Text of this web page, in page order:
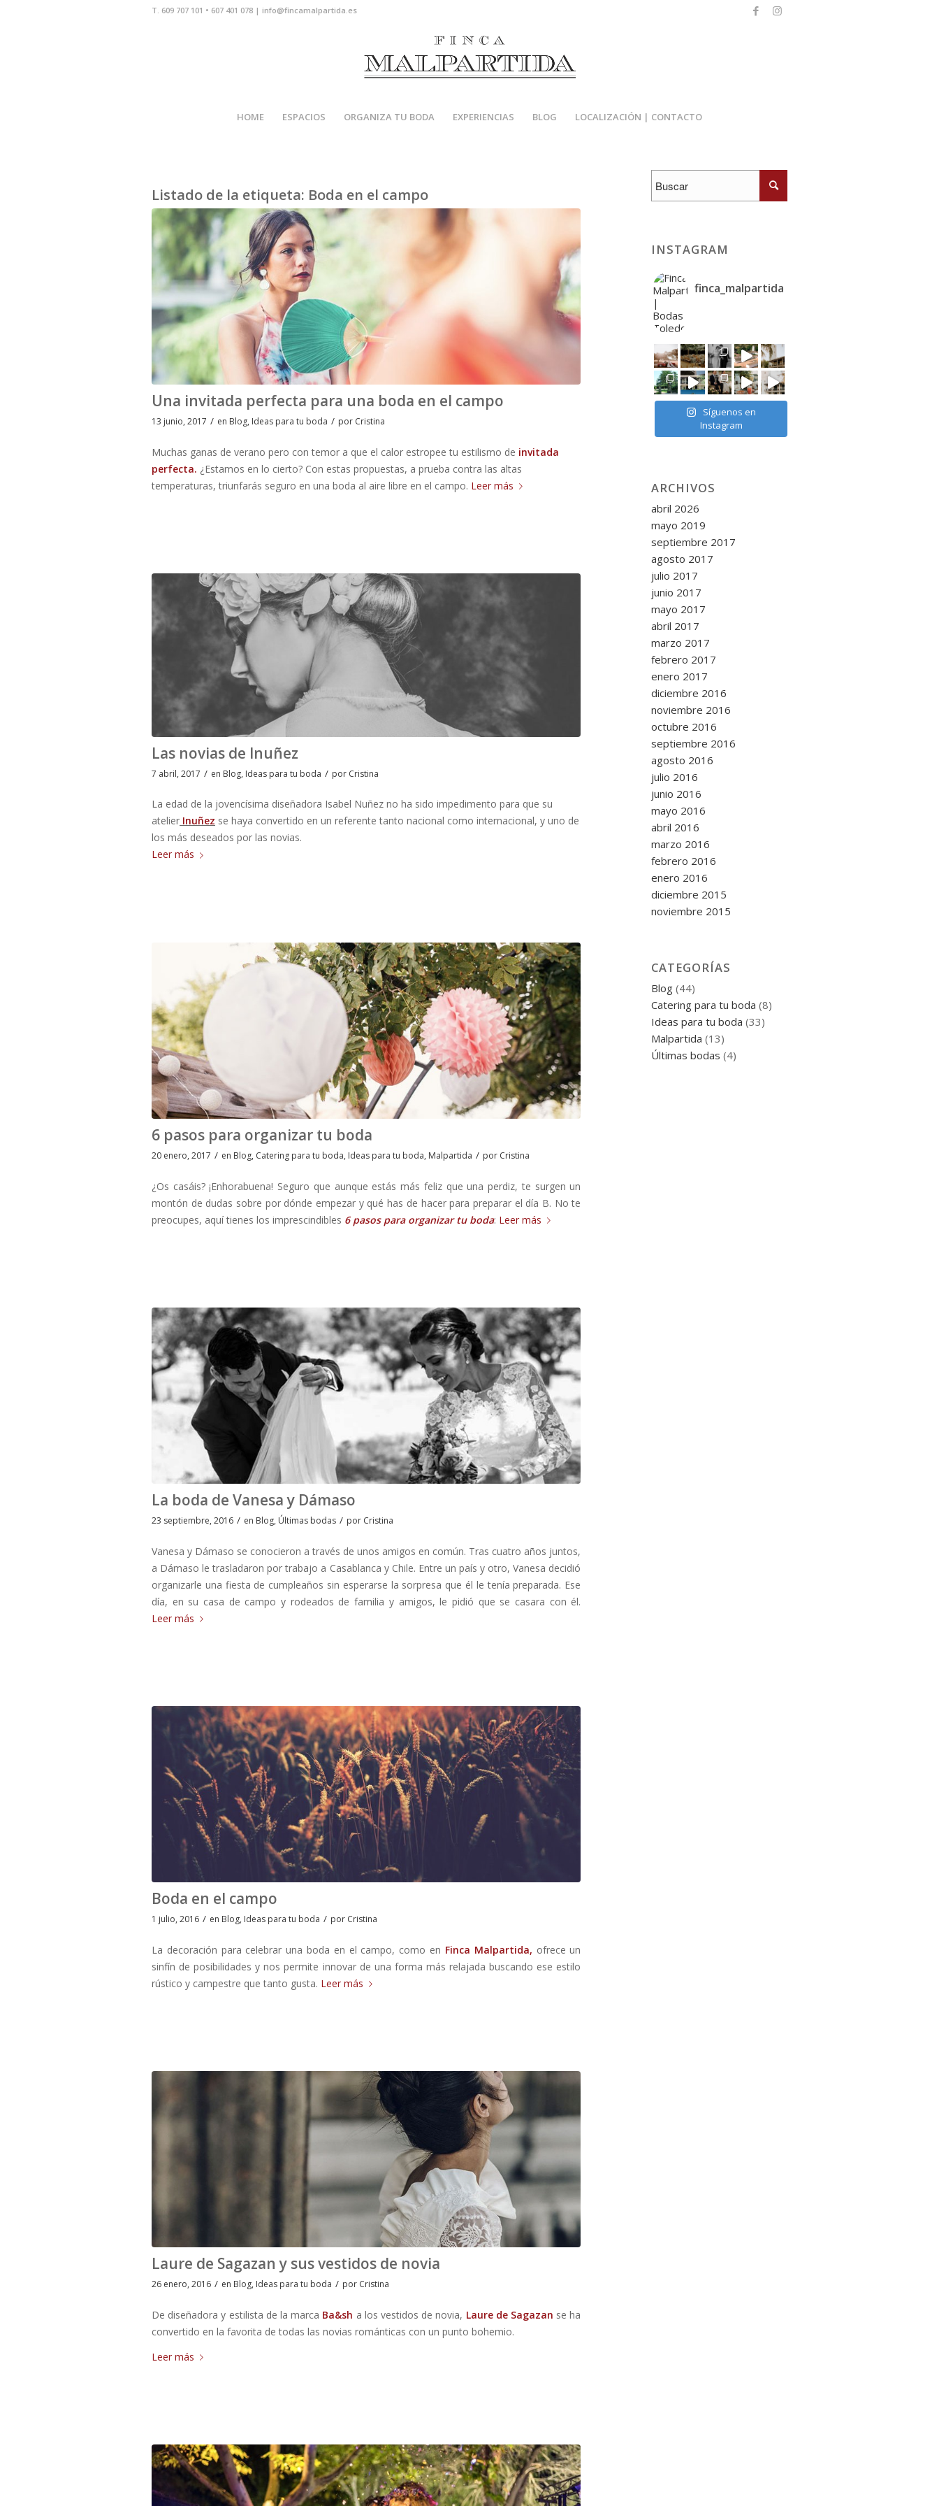
T. 609 707 101 • 607 401 078 | info@fincamalpartida.es
HOME ESPACIOS ORGANIZA TU BODA EXPERIENCIAS BLOG LOCALIZACIÓN | CONTACTO
Listado de la etiqueta: Boda en el campo
Una invitada perfecta para una boda en el campo
13 junio, 2017 / en Blog, Ideas para tu boda / por Cristina
Muchas ganas de verano pero con temor a que el calor estropee tu estilismo de invitada
perfecta. ¿Estamos en lo cierto? Con estas propuestas, a prueba contra las altas
temperaturas, triunfarás seguro en una boda al aire libre en el campo. Leer más
Las novias de Inuñez
7 abril, 2017 / en Blog, Ideas para tu boda / por Cristina
La edad de la jovencísima diseñadora Isabel Nuñez no ha sido impedimento para que su
atelier Inuñez se haya convertido en un referente tanto nacional como internacional, y uno de
los más deseados por las novias.
Leer más
6 pasos para organizar tu boda
20 enero, 2017 / en Blog, Catering para tu boda, Ideas para tu boda, Malpartida / por Cristina
¿Os casáis? ¡Enhorabuena! Seguro que aunque estás más feliz que una perdiz, te surgen un
montón de dudas sobre por dónde empezar y qué has de hacer para preparar el día B. No te
preocupes, aquí tienes los imprescindibles 6 pasos para organizar tu boda: Leer más
La boda de Vanesa y Dámaso
23 septiembre, 2016 / en Blog, Últimas bodas / por Cristina
Vanesa y Dámaso se conocieron a través de unos amigos en común. Tras cuatro años juntos,
a Dámaso le trasladaron por trabajo a Casablanca y Chile. Entre un país y otro, Vanesa decidió
organizarle una fiesta de cumpleaños sin esperarse la sorpresa que él le tenía preparada. Ese
día, en su casa de campo y rodeados de familia y amigos, le pidió que se casara con él.
Leer más
Boda en el campo
1 julio, 2016 / en Blog, Ideas para tu boda / por Cristina
La decoración para celebrar una boda en el campo, como en Finca Malpartida, ofrece un
sinfín de posibilidades y nos permite innovar de una forma más relajada buscando ese estilo
rústico y campestre que tanto gusta. Leer más
Laure de Sagazan y sus vestidos de novia
26 enero, 2016 / en Blog, Ideas para tu boda / por Cristina
De diseñadora y estilista de la marca Ba&sh a los vestidos de novia, Laure de Sagazan se ha
convertido en la favorita de todas las novias románticas con un punto bohemio.
Leer más
INSTAGRAM
finca_malpartida
Síguenos en
Instagram
ARCHIVOS
abril 2026
mayo 2019
septiembre 2017
agosto 2017
julio 2017
junio 2017
mayo 2017
abril 2017
marzo 2017
febrero 2017
enero 2017
diciembre 2016
noviembre 2016
octubre 2016
septiembre 2016
agosto 2016
julio 2016
junio 2016
mayo 2016
abril 2016
marzo 2016
febrero 2016
enero 2016
diciembre 2015
noviembre 2015
CATEGORÍAS
Blog (44)
Catering para tu boda (8)
Ideas para tu boda (33)
Malpartida (13)
Últimas bodas (4)